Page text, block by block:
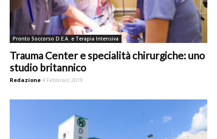
Pronto Soccorso D.E.A. e Terapia Intensiva
Trauma Center e specialità chirurgiche: uno
studio britannico
Redazione 4 Febbraio 2019